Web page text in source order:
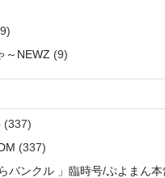
～NEWZ (9)
(337)
(337)
バンクル 」臨時号/ぷよまん本